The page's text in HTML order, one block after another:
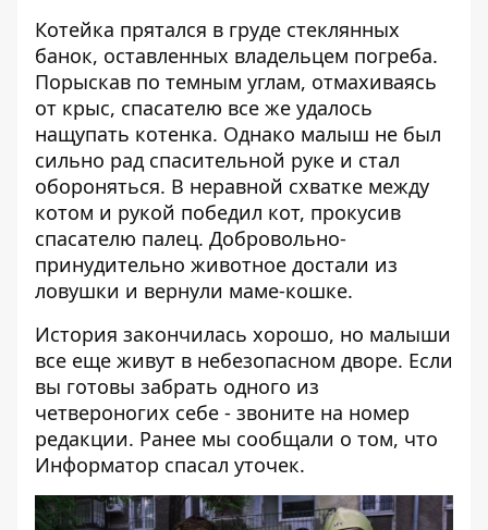
Котейка прятался в груде стеклянных
банок, оставленных владельцем погреба.
Порыскав по темным углам, отмахиваясь
от крыс, спасателю все же удалось
нащупать котенка. Однако малыш не был
сильно рад спасительной руке и стал
обороняться. В неравной схватке между
котом и рукой победил кот, прокусив
спасателю палец. Добровольно-
принудительно животное достали из
ловушки и вернули маме-кошке.
История закончилась хорошо, но малыши
все еще живут в небезопасном дворе. Если
вы готовы забрать одного из
четвероногих себе - звоните на номер
редакции. Ранее мы сообщали о том, что
Информатор спасал уточек.